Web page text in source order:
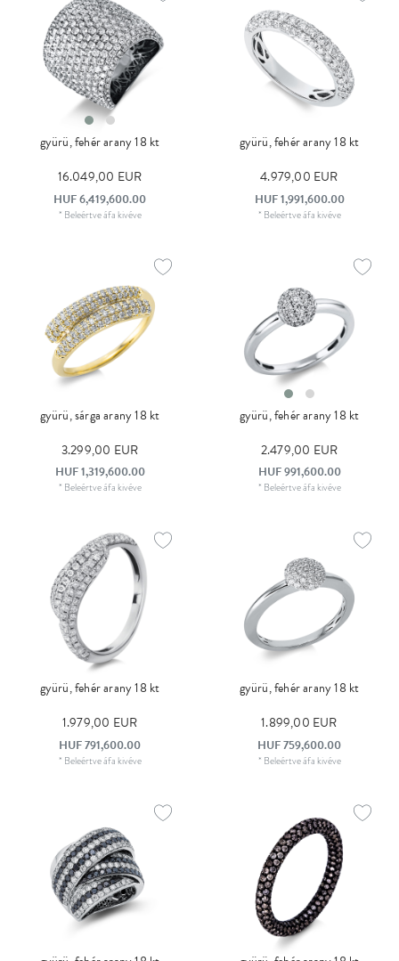
gyürü, fehér arany 18 kt
16.049,00 EUR
HUF 6,419,600.00
* Beleértve áfa kivéve
gyürü, fehér arany 18 kt
4.979,00 EUR
HUF 1,991,600.00
* Beleértve áfa kivéve
gyürü, sárga arany 18 kt
3.299,00 EUR
HUF 1,319,600.00
* Beleértve áfa kivéve
gyürü, fehér arany 18 kt
2.479,00 EUR
HUF 991,600.00
* Beleértve áfa kivéve
gyürü, fehér arany 18 kt
1.979,00 EUR
HUF 791,600.00
* Beleértve áfa kivéve
gyürü, fehér arany 18 kt
1.899,00 EUR
HUF 759,600.00
* Beleértve áfa kivéve